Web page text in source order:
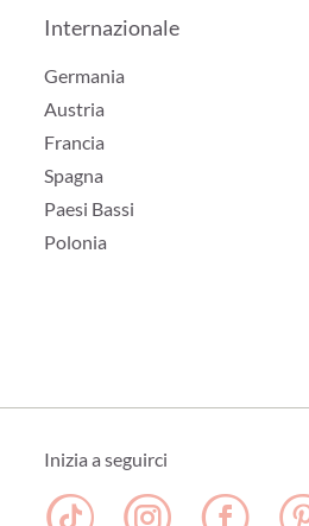
Internazionale
Germania
Austria
Francia
Spagna
Paesi Bassi
Polonia
Inizia a seguirci